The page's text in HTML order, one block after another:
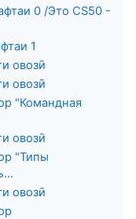
0 /Это CS50 -
1
овозӣ
овозӣ
"Командная
овозӣ
"Типы
овозӣ